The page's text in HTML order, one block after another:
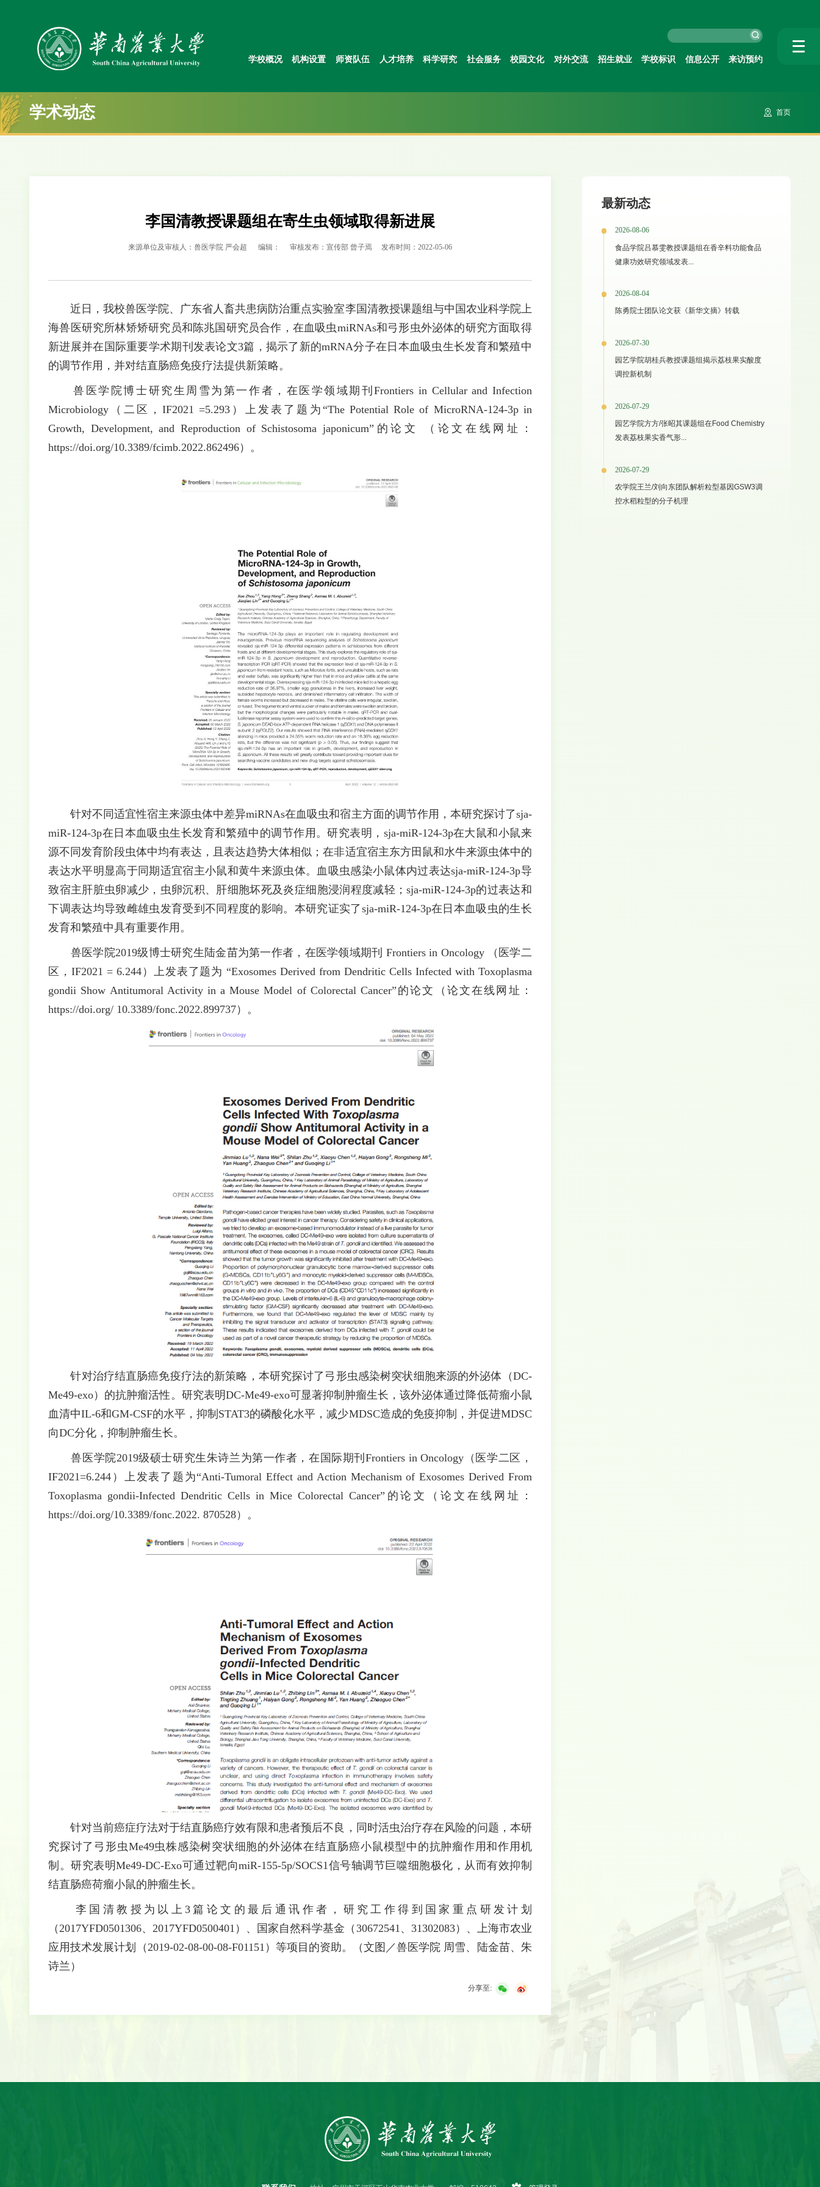
学校概况 机构设置 师资队伍 人才培养 科学研究 社会服务 校园文化 对外交流 招生就业 学校标识 信息公开 来访预约
学术动态 首页
李国清教授课题组在寄生虫领域取得新进展
来源单位及审核人：兽医学院 严会超 编辑： 审核发布：宣传部 曾子焉 发布时间：2022-05-06
近日，我校兽医学院、广东省人畜共患病防治重点实验室李国清教授课题组与中国农业科学院上
海兽医研究所林矫矫研究员和陈兆国研究员合作，在血吸虫miRNAs和弓形虫外泌体的研究方面取得
新进展并在国际重要学术期刊发表论文3篇，揭示了新的mRNA分子在日本血吸虫生长发育和繁殖中
的调节作用，并对结直肠癌免疫疗法提供新策略。
兽医学院博士研究生周雪为第一作者，在医学领域期刊Frontiers in Cellular and Infection
Microbiology（二区，IF2021 =5.293）上发表了题为“The Potential Role of MicroRNA-124-3p in
Growth, Development, and Reproduction of Schistosoma japonicum”的论文 （论文在线网址：
https://doi.org/10.3389/fcimb.2022.862496）。
针对不同适宜性宿主来源虫体中差异miRNAs在血吸虫和宿主方面的调节作用，本研究探讨了sja-
miR-124-3p在日本血吸虫生长发育和繁殖中的调节作用。研究表明，sja-miR-124-3p在大鼠和小鼠来
源不同发育阶段虫体中均有表达，且表达趋势大体相似；在非适宜宿主东方田鼠和水牛来源虫体中的
表达水平明显高于同期适宜宿主小鼠和黄牛来源虫体。血吸虫感染小鼠体内过表达sja-miR-124-3p导
致宿主肝脏虫卵减少，虫卵沉积、肝细胞坏死及炎症细胞浸润程度减轻；sja-miR-124-3p的过表达和
下调表达均导致雌雄虫发育受到不同程度的影响。本研究证实了sja-miR-124-3p在日本血吸虫的生长
发育和繁殖中具有重要作用。
兽医学院2019级博士研究生陆金苗为第一作者，在医学领域期刊 Frontiers in Oncology （医学二
区，IF2021 = 6.244）上发表了题为 “Exosomes Derived from Dendritic Cells Infected with Toxoplasma
gondii Show Antitumoral Activity in a Mouse Model of Colorectal Cancer”的论文（论文在线网址：
https://doi.org/ 10.3389/fonc.2022.899737）。
针对治疗结直肠癌免疫疗法的新策略，本研究探讨了弓形虫感染树突状细胞来源的外泌体（DC-
Me49-exo）的抗肿瘤活性。研究表明DC-Me49-exo可显著抑制肿瘤生长，该外泌体通过降低荷瘤小鼠
血清中IL-6和GM-CSF的水平，抑制STAT3的磷酸化水平，减少MDSC造成的免疫抑制，并促进MDSC
向DC分化，抑制肿瘤生长。
兽医学院2019级硕士研究生朱诗兰为第一作者，在国际期刊Frontiers in Oncology（医学二区，
IF2021=6.244）上发表了题为“Anti-Tumoral Effect and Action Mechanism of Exosomes Derived From
Toxoplasma gondii-Infected Dendritic Cells in Mice Colorectal Cancer”的论文（论文在线网址：
https://doi.org/10.3389/fonc.2022. 870528）。
针对当前癌症疗法对于结直肠癌疗效有限和患者预后不良，同时活虫治疗存在风险的问题，本研
究探讨了弓形虫Me49虫株感染树突状细胞的外泌体在结直肠癌小鼠模型中的抗肿瘤作用和作用机
制。研究表明Me49-DC-Exo可通过靶向miR-155-5p/SOCS1信号轴调节巨噬细胞极化，从而有效抑制
结直肠癌荷瘤小鼠的肿瘤生长。
李国清教授为以上3篇论文的最后通讯作者，研究工作得到国家重点研发计划
（2017YFD0501306、2017YFD0500401）、国家自然科学基金（30672541、31302083）、上海市农业
应用技术发展计划（2019-02-08-00-08-F01151）等项目的资助。（文图／兽医学院 周雪、陆金苗、朱
诗兰）
分享至:
最新动态
2026-08-06
食品学院吕慕雯教授课题组在香辛料功能食品
健康功效研究领域发表...
2026-08-04
陈勇院士团队论文获《新华文摘》转载
2026-07-30
园艺学院胡桂兵教授课题组揭示荔枝果实酸度
调控新机制
2026-07-29
园艺学院方方/张昭其课题组在Food Chemistry
发表荔枝果实香气形...
2026-07-29
农学院王兰/刘向东团队解析粒型基因GSW3调
控水稻粒型的分子机理